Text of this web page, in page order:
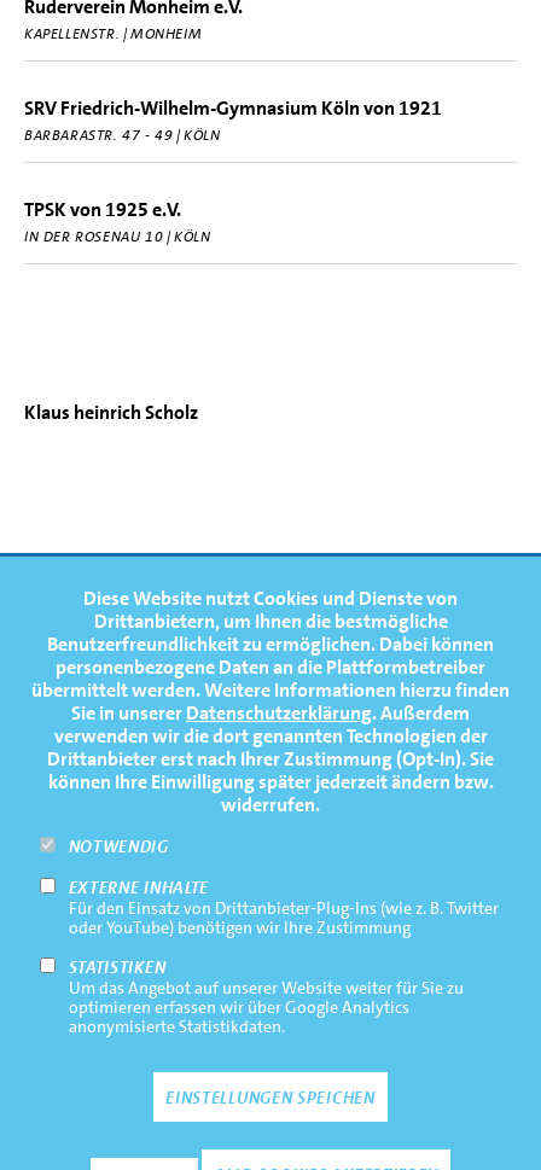
Diese Website nutzt Cookies und Dienste von
Drittanbietern, um Ihnen die bestmögliche
Benutzerfreundlichkeit zu ermöglichen.Dabei können
personenbezogene Daten an die Plattformbetreiber
übermittelt werden. Weitere Informationen hierzu finden
Sie in unsererDatenschutzerklärung. Außerdem
verwenden wir die dort genannten Technologien der
Drittanbieter erst nach Ihrer Zustimmung (Opt-In). Sie
können Ihre Einwilligung später jederzeit ändern bzw.
widerrufen.
NOTWENDIG
EXTERNE INHALTE
Für den Einsatz von Drittanbieter-Plug-Ins (wie z. B. Twitter
oder YouTube) benötigen wir Ihre Zustimmung
STATISTIKEN
Um das Angebot auf unserer Website weiter für Sie zu
optimieren erfassen wir über Google Analytics
anonymisierte Statistikdaten.
EINSTELLUNGEN SPEICHEN
Ruderverein Monheim e.V.
KAPELLENSTR. | MONHEIM
SRV Friedrich-Wilhelm-Gymnasium Köln von 1921
BARBARASTR. 47 - 49 | KÖLN
TPSK von 1925 e.V.
IN DER ROSENAU 10 | KÖLN
Klaus heinrich Scholz
FOOTERNAVIGATION
NEWS
TERMINE
MEDIATHEK
PRESSE
FAQ
NEWSLETTER
Footernavigation
Bottom
Impressum
Datenschutz